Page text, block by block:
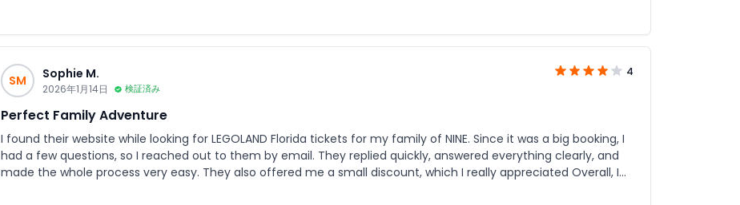
SM Sophie M.
2026年1月14日 検証済み
4
Perfect Family Adventure
I found their website while looking for LEGOLAND Florida tickets for my family of NINE. Since it was a big booking, I
had a few questions, so I reached out to them by email. They replied quickly, answered everything clearly, and
made the whole process very easy. They also offered me a small discount, which I really appreciated Overall, I